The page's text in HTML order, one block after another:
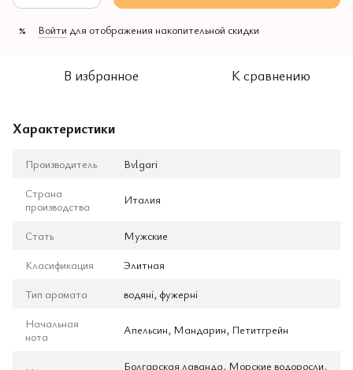
% Войти для отображения накопительной скидки
В избранное К сравнению
Характеристики
Производитель
Bvlgari
Страна
производства
Италия
Стать
Мужские
Класификация
Элитная
Тип аромата
водяні, фужерні
Начальная
нота
Апельсин, Мандарин, Петитгрейн
Болгарская лаванда, Морские водоросли,